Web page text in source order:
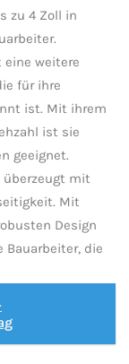
zu ​4 Zoll​ in
eine weitere
für⁢ ihre
ist.⁢ Mit ihrem‍
ist⁢ sie
geeignet.
überzeugt mit
Mit
Design
‍Bauarbeiter, die